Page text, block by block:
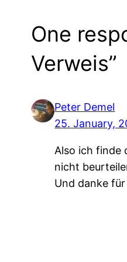
One
Verweis”
Peter Demel
25. January,
Also ich finde
nicht
Und danke